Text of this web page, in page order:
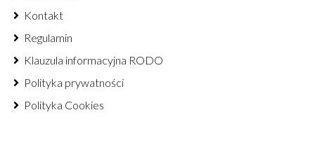
Kontakt
Regulamin
Klauzula informacyjna RODO
Polityka prywatności
Polityka Cookies